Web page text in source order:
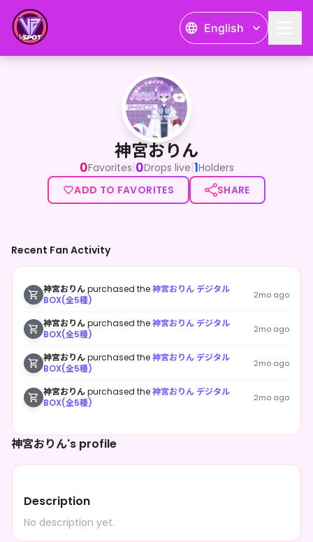
English
神宮おりん
神宮おりん
0Favorites|0Drops live|1Holders
ADD TO FAVORITES
SHARE
神宮おりん's profile
Description
No description yet.
Recent Fan Activity
神宮おりんpurchased the神宮おりん デジタル
BOX(全5種)
2mo ago
神宮おりんpurchased the神宮おりん デジタル
BOX(全5種)
2mo ago
神宮おりんpurchased the神宮おりん デジタル
BOX(全5種)
2mo ago
神宮おりんpurchased the神宮おりん デジタル
BOX(全5種)
2mo ago